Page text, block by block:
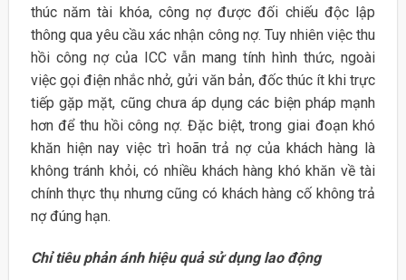
thúc năm tài khóa, công nợ được đối chiếu độc lập
thông qua yêu cầu xác nhận công nợ. Tuy nhiên việc thu
hồi công nợ của ICC vẫn mang tính hình thức, ngoài
việc gọi điện nhắc nhở, gửi văn bản, đốc thúc ít khi trực
tiếp gặp mặt, cũng chưa áp dụng các biện pháp mạnh
hơn để thu hồi công nợ. Đặc biệt, trong giai đoạn khó
khăn hiện nay việc trì hoãn trả nợ của khách hàng là
không tránh khỏi, có nhiều khách hàng khó khăn về tài
chính thực thụ nhưng cũng có khách hàng cố không trả
nợ đúng hạn.
Chỉ tiêu phản ánh hiệu quả sử dụng lao động